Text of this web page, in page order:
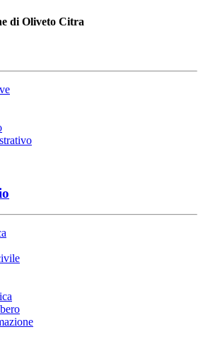
di Oliveto Citra